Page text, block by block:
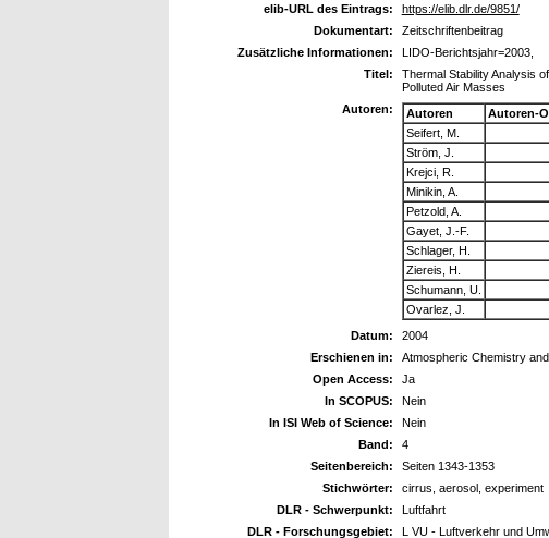
elib-URL des Eintrags:
https://elib.dlr.de/9851/
Dokumentart:
Zeitschriftenbeitrag
Zusätzliche Informationen:
LIDO-Berichtsjahr=2003,
Titel:
Thermal Stability Analysis
Polluted Air Masses
Autoren:
Autoren
Autoren-
Seifert, M.
Ström, J.
Krejci, R.
Minikin, A.
Petzold, A.
Gayet, J.-F.
Schlager, H.
Ziereis, H.
Schumann, U.
Ovarlez, J.
Datum:
2004
Erschienen in:
Atmospheric Chemistry
Open Access:
Ja
In SCOPUS:
Nein
In ISI Web of Science:
Nein
Band:
4
Seitenbereich:
Seiten 1343-1353
Stichwörter:
cirrus, aerosol, experiment
DLR - Schwerpunkt:
Luftfahrt
DLR - Forschungsgebiet:
L VU - Luftverkehr und